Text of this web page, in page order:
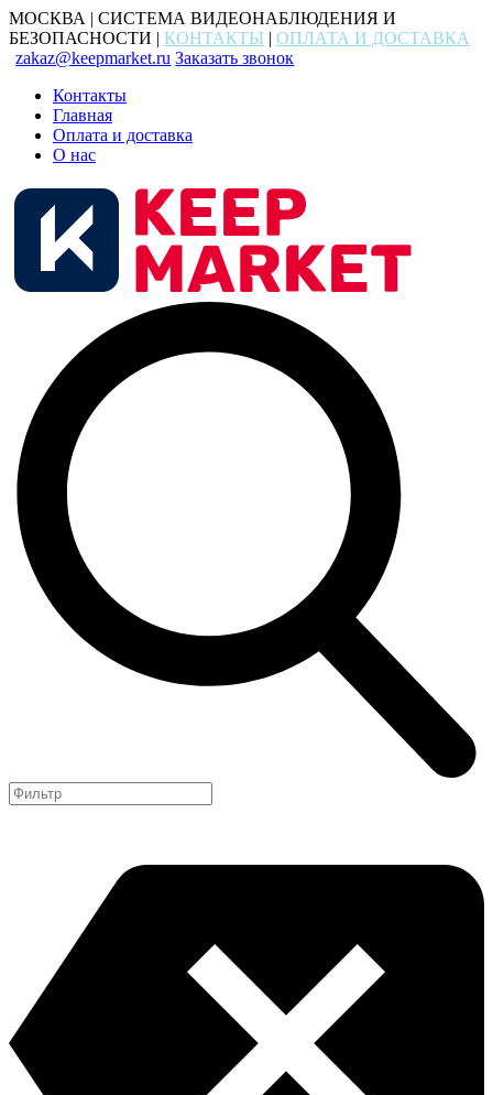
МОСКВА | СИСТЕМА ВИДЕОНАБЛЮДЕНИЯ И
БЕЗОПАСНОСТИ | КОНТАКТЫ | ОПЛАТА И ДОСТАВКА
zakaz@keepmarket.ru Заказать звонок
Контакты
Главная
Оплата и доставка
О нас